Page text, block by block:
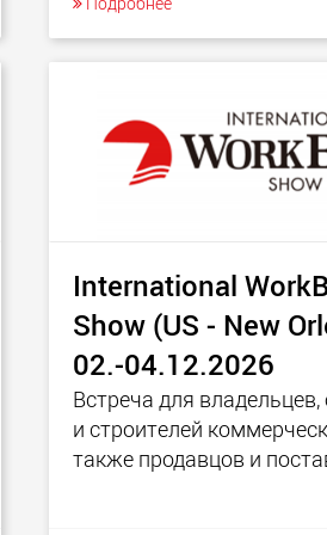
International
Show (US - New
02.-04.12.2026
Встреча для
и строителей
также продавцов и